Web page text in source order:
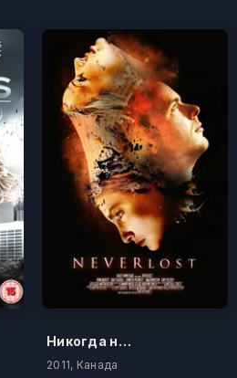
Никогда не потеряем
2011, Канада